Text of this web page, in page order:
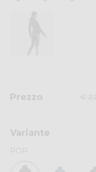
Prezzo
Variante
POP